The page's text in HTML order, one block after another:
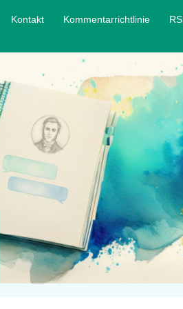
Kontakt Kommentarrichtlinie